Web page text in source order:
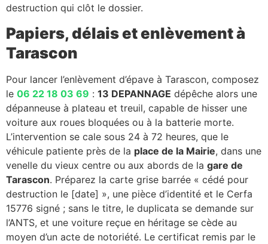
destruction qui clôt le dossier.
Papiers, délais et enlèvement à
Tarascon
Pour lancer l’enlèvement d’épave à Tarascon, composez
le 06 22 18 03 69 : 13 DEPANNAGE dépêche alors une
dépanneuse à plateau et treuil, capable de hisser une
voiture aux roues bloquées ou à la batterie morte.
L’intervention se cale sous 24 à 72 heures, que le
véhicule patiente près de la place de la Mairie, dans une
venelle du vieux centre ou aux abords de la gare de
Tarascon. Préparez la carte grise barrée « cédé pour
destruction le [date] », une pièce d’identité et le Cerfa
15776 signé ; sans le titre, le duplicata se demande sur
l’ANTS, et une voiture reçue en héritage se cède au
moyen d’un acte de notoriété. Le certificat remis par le